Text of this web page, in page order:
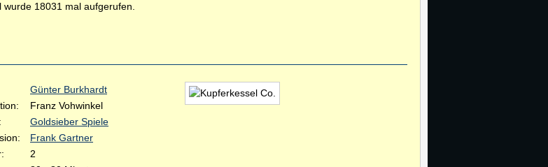
18031 mal aufgerufen.
Günter Burkhardt
Franz Vohwinkel
Goldsieber Spiele
Frank Gartner
2